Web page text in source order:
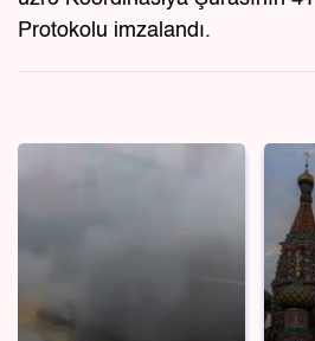
Protokolu imzalandı.